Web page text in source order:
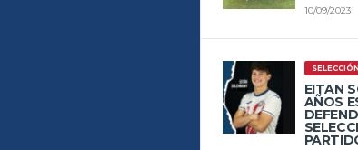
10/09/2023
EITAN
AÑOS